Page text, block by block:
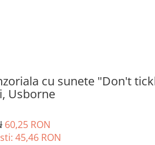
cu sunete "Don't
Usborne
60,25 RON
45,46 RON